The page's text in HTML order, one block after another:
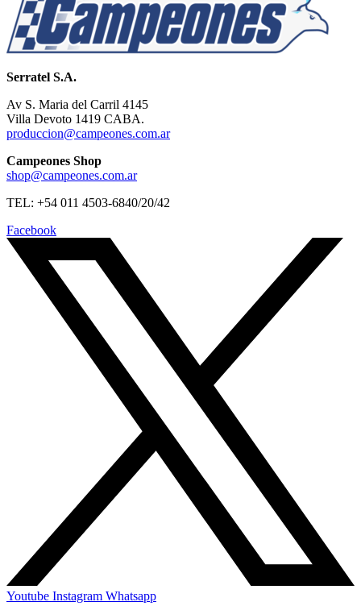
Serratel S.A.
Av S. Maria del Carril 4145
Villa Devoto 1419 CABA.
produccion@campeones.com.ar
Campeones Shop
shop@campeones.com.ar
TEL: +54 011 4503-6840/20/42
Facebook
Youtube Instagram Whatsapp